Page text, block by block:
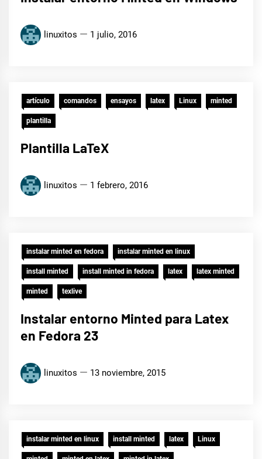
linuxitos 1 julio, 2016
artículo comandos ensayos latex Linux minted
plantilla
Plantilla LaTeX
linuxitos 1 febrero, 2016
instalar minted en fedora instalar minted en linux
install minted install minted in fedora latex latex minted
minted texlive
Instalar entorno Minted para Latex
en Fedora 23
linuxitos 13 noviembre, 2015
instalar minted en linux install minted latex Linux